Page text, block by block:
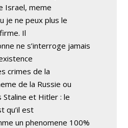
Israel, meme
je ne peux plus le
Il
ne s’interroge jamais
crimes de la
de la Russie ou
Staline et Hitler : le
qu’il est
un phenomene 100%